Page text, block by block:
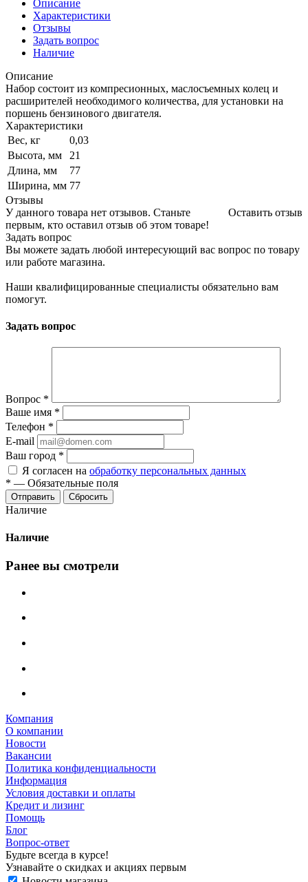
Описание
Характеристики
Отзывы
Задать вопрос
Наличие
Описание
Набор состоит из компресионных, маслосъемных колец и
расширителей необходимого количества, для установки на
поршень бензинового двигателя.
Характеристики
Вес, кг
0,03
Высота, мм
21
Длина, мм
77
Ширина, мм 77
Отзывы
Оставить отзыв
У данного товара нет отзывов. Станьте
первым, кто оставил отзыв об этом товаре!
Задать вопрос
Вы можете задать любой интересующий вас вопрос по товару
или работе магазина.
Наши квалифицированные специалисты обязательно вам
помогут.
Задать вопрос
Вопрос *
Ваше имя *
Телефон *
E-mail
Ваш город *
Я согласен на обработку персональных данных
* — Обязательные поля
Сбросить
Наличие
Наличие
Ранее вы смотрели
Компания
О компании
Новости
Вакансии
Политика конфиденциальности
Информация
Условия доставки и оплаты
Кредит и лизинг
Помощь
Блог
Вопрос-ответ
Будьте всегда в курсе!
Узнавайте о скидках и акциях первым